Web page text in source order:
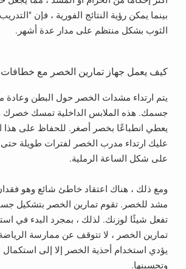
بينما يمكن رؤية النتائج الفورية ، فإن
الثوب بشكل منتظم على مدار عدة أشهر.
كيف يعمل جهاز تمارين الخصر مع
يتم ارتداء مشدات الخصر حول البطن وعادة
جسمك. هذه الملابس الداخلية تمسك خصرك
يعطي انطباعًا بخصر أصغر. للحفاظ على هذا
عليك ارتداء مدرب الخصر لفترات طويلة
على شكل الساعة الرملية.
ومع ذلك ، هناك اعتقاد خاطئ شائع وهو فقدان
مشد للخصر. تقوم تمارين الخصر بتشكيل
تفعل شيئًا لوزنك. لذلك ، بمجرد البدء في
تمارين الخصر ، لا تتوقف عن ممارسة
يؤدي استخدام أحذية الخصر إلا إلى استكمال
وتحسينها.